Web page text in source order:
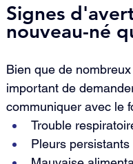
Signes
nouveau-né
Bien que de
important de
communiquer avec le
Trouble
Pleurs